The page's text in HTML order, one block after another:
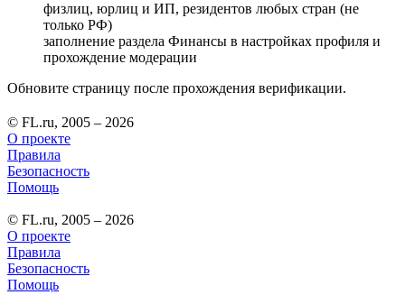
физлиц, юрлиц и ИП, резидентов любых стран (не
только РФ)
заполнение раздела Финансы в настройках профиля и
прохождение модерации
Обновите страницу после прохождения верификации.
© FL.ru, 2005 – 2026
О проекте
Правила
Безопасность
Помощь
© FL.ru, 2005 – 2026
О проекте
Правила
Безопасность
Помощь